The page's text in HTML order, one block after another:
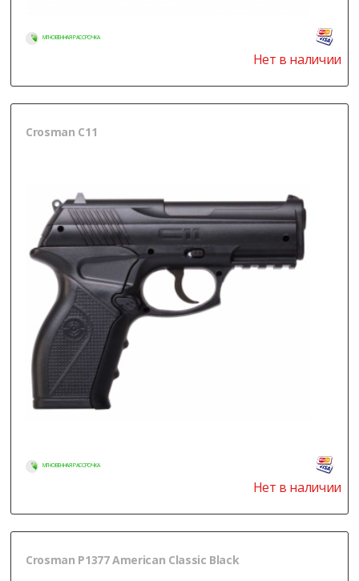
МГНОВЕННАЯ РАССРОЧКА
Нет в наличии
Crosman C11
МГНОВЕННАЯ РАССРОЧКА
Нет в наличии
Crosman P1377 American Classic Black